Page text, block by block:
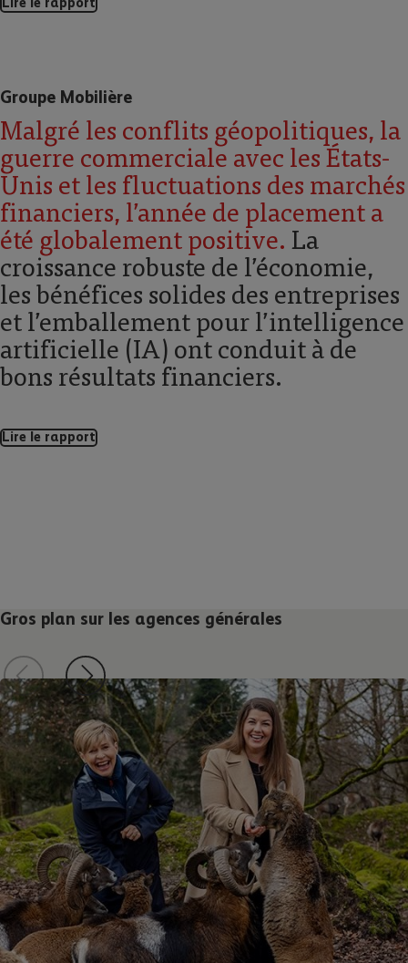
Lire le rapport
Groupe Mobilière
Malgré les conflits géopolitiques, la
guerre commerciale avec les États-
Unis et les fluctuations des marchés
financiers, lʼannée de placement a
été globalement positive. La
croissance robuste de lʼéconomie,
les bénéfices solides des entreprises
et lʼemballement pour lʼintelligence
artificielle (IA) ont conduit à de
bons résultats financiers.
Lire le rapport
Gros plan sur les agences générales